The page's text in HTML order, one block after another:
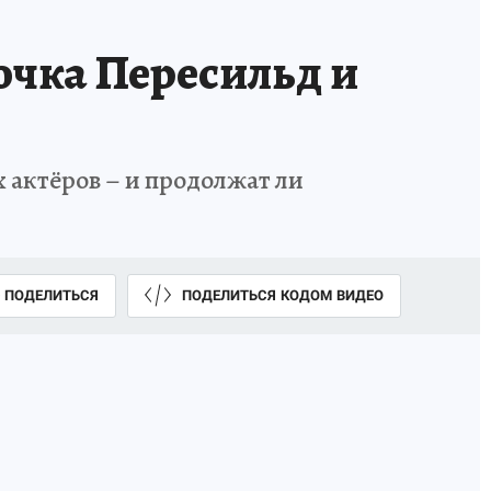
Пересильд и
– и продолжат ли
ПОДЕЛИТЬСЯ ПОДЕЛИТЬСЯ КОДОМ ВИДЕО